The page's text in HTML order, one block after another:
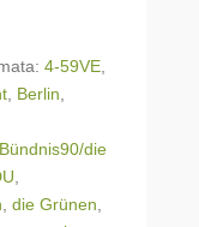
4-59VE
Berlin
Bündnis90/die
die Grünen